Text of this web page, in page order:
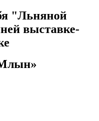
"Льняной
выставке-